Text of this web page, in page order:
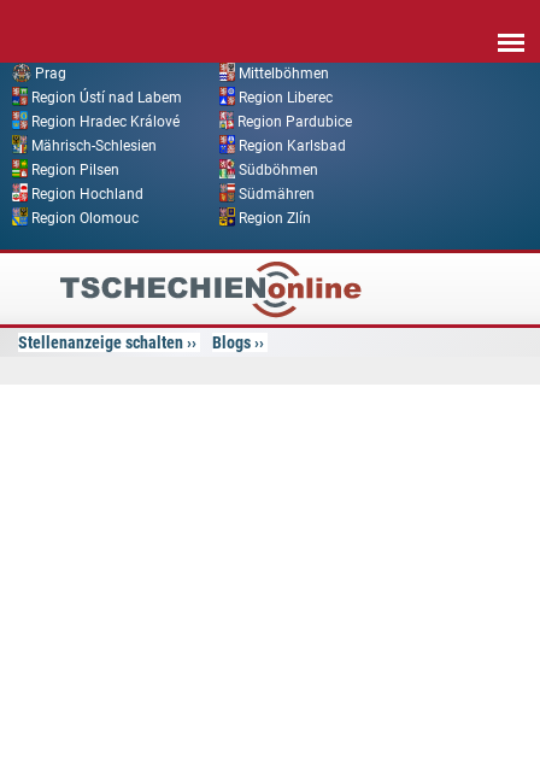
Prag
Mittelböhmen
Region Ústí nad Labem
Region Liberec
Region Hradec Králové
Region Pardubice
Mährisch-Schlesien
Region Karlsbad
Region Pilsen
Südböhmen
Region Hochland
Südmähren
Region Olomouc
Region Zlín
Tschechien
Online
Stellenanzeige schalten Blogs